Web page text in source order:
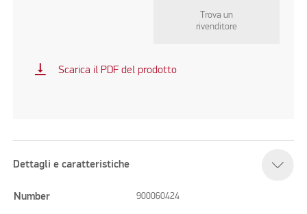
Trova un
rivenditore
vertical_align_bottom Scarica il PDF del prodotto
Dettagli e caratteristiche
Number 900060424